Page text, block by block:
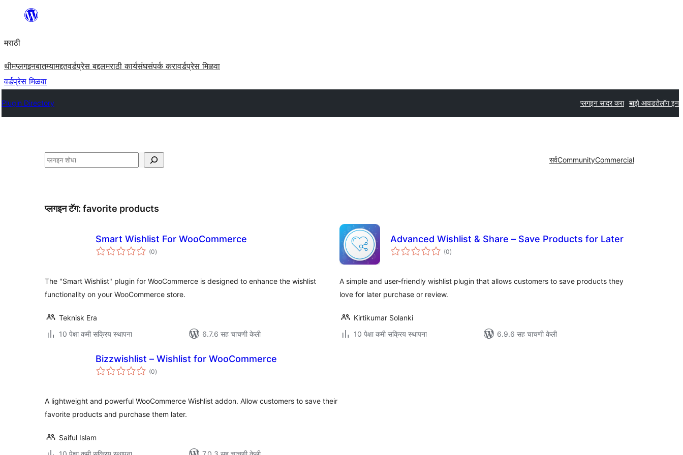
सामुग्रीवर
मराठी
थीमप्लगइनबातम्यामद्दतवर्डप्रेस बद्दलमराठी कार्यसंघसंपर्क करावर्डप्रेस मिळवा
वर्डप्रेस मिळवा
Plugin Directory प्लगइन सादर करा माझे आवडतेलॉग इन
शोधा सर्वCommunityCommercial
प्लगइन टॅग: favorite products
Smart Wishlist For WooCommerce
(0एकूण
मूल्यांकन
)
The "Smart Wishlist" plugin for WooCommerce is designed to enhance the wishlist
functionality on your WooCommerce store.
Teknisk Era
10 पेक्षा कमी सक्रिय स्थापना
6.7.6 सह चाचणी केली
Advanced Wishlist & Share – Save Products for Later
(0एकूण
मूल्यांकन
)
A simple and user-friendly wishlist plugin that allows customers to save products they
love for later purchase or review.
Kirtikumar Solanki
10 पेक्षा कमी सक्रिय स्थापना
6.9.6 सह चाचणी केली
Bizzwishlist – Wishlist for WooCommerce
(0एकूण
मूल्यांकन
)
A lightweight and powerful WooCommerce Wishlist addon. Allow customers to save their
favorite products and purchase them later.
Saiful Islam